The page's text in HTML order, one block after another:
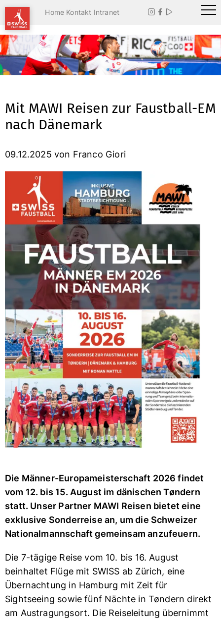
Home Kontakt Intranet   
Mit MAWI Reisen zur Faustball-EM
nach Dänemark
09.12.2025 von Franco Giori
Die Männer-Europameisterschaft 2026 findet
vom 12. bis 15. August im dänischen Tøndern
statt. Unser Partner MAWI Reisen bietet eine
exklusive Sonderreise an, um die Schweizer
Nationalmannschaft gemeinsam anzufeuern.
Die 7-tägige Reise vom 10. bis 16. August
beinhaltet Flüge mit SWISS ab Zürich, eine
Übernachtung in Hamburg mit Zeit für
Sightseeing sowie fünf Nächte in Tøndern direkt
am Austragungsort. Die Reiseleitung übernimmt